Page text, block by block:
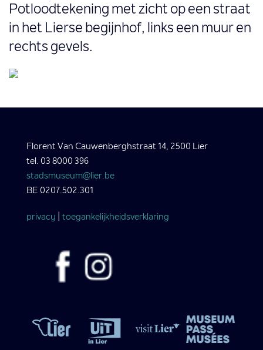
Potloodtekening met zicht op een straat
in het Lierse begijnhof, links een muur en
rechts gevels.
Florent Van Cauwenberghstraat 14, 2500 Lier
tel. 03 8000 396
stadsmuseum@lier.be
BE 0207.502.301
privacy toegankelijkheidsverklaring